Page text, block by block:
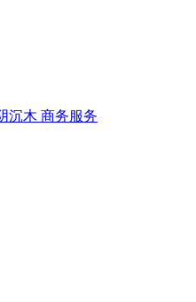
沉木 商务服务